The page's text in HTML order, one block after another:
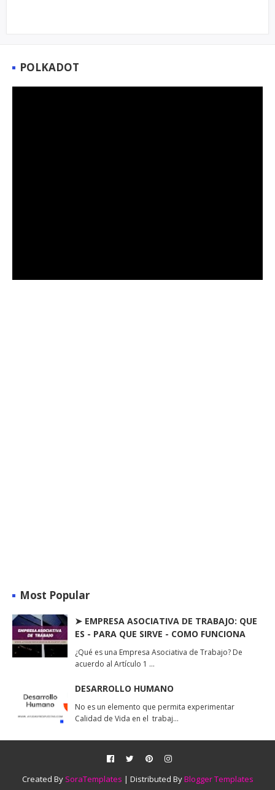
POLKADOT
Most Popular
➤ EMPRESA ASOCIATIVA DE TRABAJO: QUE
ES - PARA QUE SIRVE - COMO FUNCIONA
¿Qué es una Empresa Asociativa de Trabajo? De
acuerdo al Artículo 1 …
DESARROLLO HUMANO
No es un elemento que permita experimentar
Calidad de Vida en el trabaj…
Created By SoraTemplates | Distributed ByBlogger Templates